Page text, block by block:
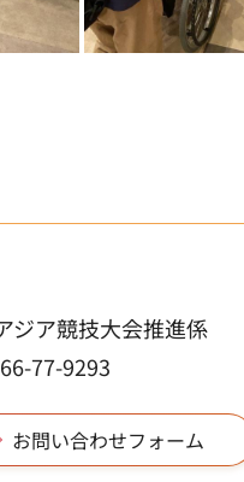
ジア競技大会推進係
77-9293